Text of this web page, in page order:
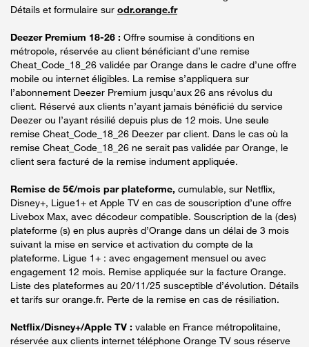
Détails et formulaire sur odr.orange.fr
Deezer Premium 18-26 : Offre soumise à conditions en
métropole, réservée au client bénéficiant d’une remise
Cheat_Code_18_26 validée par Orange dans le cadre d’une offre
mobile ou internet éligibles. La remise s’appliquera sur
l’abonnement Deezer Premium jusqu’aux 26 ans révolus du
client. Réservé aux clients n’ayant jamais bénéficié du service
Deezer ou l’ayant résilié depuis plus de 12 mois. Une seule
remise Cheat_Code_18_26 Deezer par client. Dans le cas où la
remise Cheat_Code_18_26 ne serait pas validée par Orange, le
client sera facturé de la remise indument appliquée.
Remise de 5€/mois par plateforme, cumulable, sur Netflix,
Disney+, Ligue1+ et Apple TV en cas de souscription d’une offre
Livebox Max, avec décodeur compatible. Souscription de la (des)
plateforme (s) en plus auprès d’Orange dans un délai de 3 mois
suivant la mise en service et activation du compte de la
plateforme. Ligue 1+ : avec engagement mensuel ou avec
engagement 12 mois. Remise appliquée sur la facture Orange.
Liste des plateformes au 20/11/25 susceptible d’évolution. Détails
et tarifs sur orange.fr. Perte de la remise en cas de résiliation.
Netflix/Disney+/Apple TV : valable en France métropolitaine,
réservée aux clients internet téléphone Orange TV sous réserve